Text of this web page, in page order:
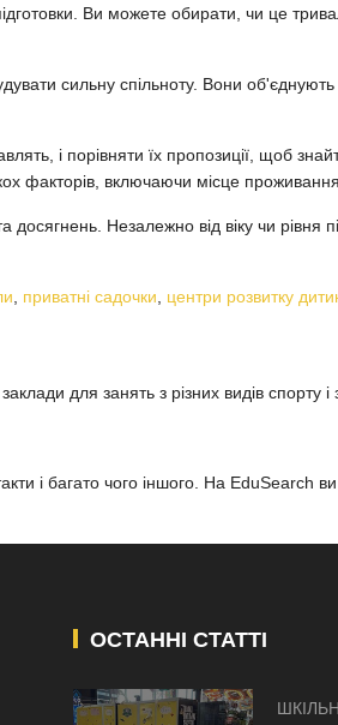
Ви можете обирати, чи це
сильну спільноту. Вони
і порівняти їх пропозиції, щоб
факторів, включаючи місце
досягнень. Незалежно від віку чи рівня
приватні садочки центри розвитку
для занять з різних видів
і багато чого іншого. На EduSearch
ОСТАННІ СТАТТІ